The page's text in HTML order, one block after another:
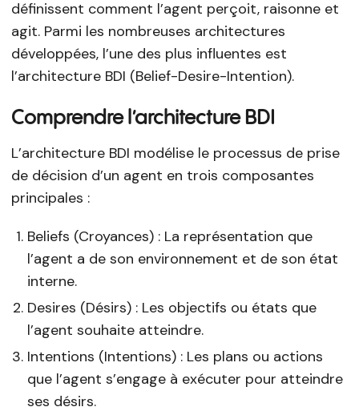
définissent comment l’agent perçoit, raisonne et
agit. Parmi les nombreuses architectures
développées, l’une des plus influentes est
l’architecture BDI (Belief-Desire-Intention).
Comprendre l’architecture BDI
L’architecture BDI modélise le processus de prise
de décision d’un agent en trois composantes
principales :
Beliefs (Croyances) : La représentation que
l’agent a de son environnement et de son état
interne.
Desires (Désirs) : Les objectifs ou états que
l’agent souhaite atteindre.
Intentions (Intentions) : Les plans ou actions
que l’agent s’engage à exécuter pour atteindre
ses désirs.